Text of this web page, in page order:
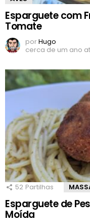
Esparguete com
Tomate
porHugo
cerca de um ano
52 Partilhas
Esparguete de
Moída